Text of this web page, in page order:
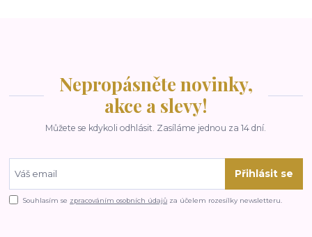
Nepropásněte novinky,
akce a slevy!
Můžete se kdykoli odhlásit. Zasíláme jednou za 14 dní.
Přihlásit se
Souhlasím se zpracováním osobních údajů za účelem rozesílky newsletteru.